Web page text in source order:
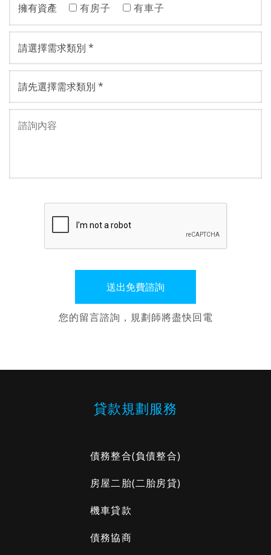
擁有資產 有房子 有車子
您的留言諮詢，規劃師將盡快回電
貸款規劃服務
債務整合(負債整合)
房屋二胎(二胎房貸)
機車貸款
債務協商